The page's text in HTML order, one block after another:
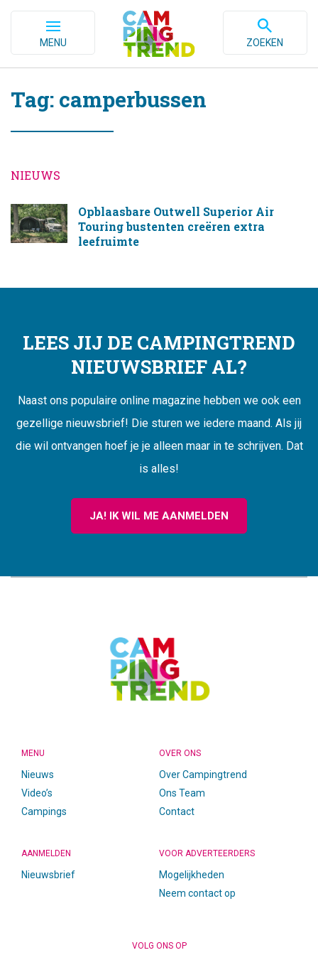
MENU ZOEKEN
Tag: camperbussen
NIEUWS
Opblaasbare Outwell Superior Air
Touring bustenten creëren extra
leefruimte
LEES JIJ DE CAMPINGTREND
NIEUWSBRIEF AL?
Naast ons populaire online magazine hebben we ook een
gezellige nieuwsbrief! Die sturen we iedere maand. Als jij
die wil ontvangen hoef je je alleen maar in te schrijven. Dat
is alles!
JA! IK WIL ME AANMELDEN
MENU
Nieuws
Video’s
Campings
OVER ONS
Over Campingtrend
Ons Team
Contact
AANMELDEN
Nieuwsbrief
VOOR ADVERTEERDERS
Mogelijkheden
Neem contact op
VOLG ONS OP